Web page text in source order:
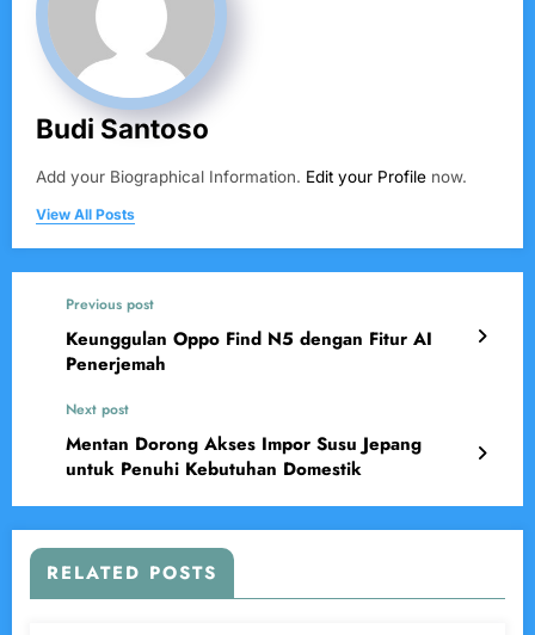
Budi Santoso
Add your Biographical Information. Edit your Profile now.
View All Posts
Previous post
Keunggulan Oppo Find N5 dengan Fitur AI
Penerjemah
Next post
Mentan Dorong Akses Impor Susu Jepang
untuk Penuhi Kebutuhan Domestik
RELATED POSTS